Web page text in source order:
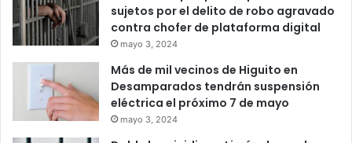
sujetos por el delito de robo agravado
contra chofer de plataforma digital
mayo 3, 2024
Más de mil vecinos de Higuito en
Desamparados tendrán suspensión
eléctrica el próximo 7 de mayo
mayo 3, 2024